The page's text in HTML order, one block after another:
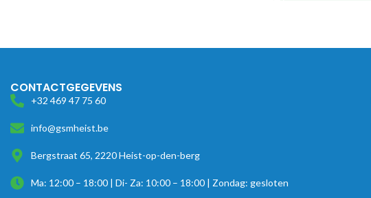
CONTACTGEGEVENS
+32 469 47 75 60
info@gsmheist.be
Bergstraat 65, 2220 Heist-op-den-berg
Ma: 12:00 – 18:00 | Di- Za: 10:00 – 18:00 | Zondag: gesloten